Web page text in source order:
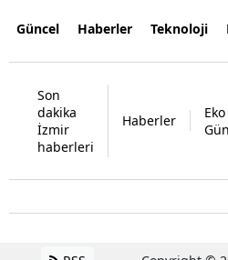
Güncel Haberler Teknoloji
Son
dakika
İzmir
haberleri
Haberler
Eko